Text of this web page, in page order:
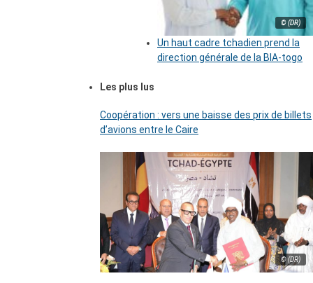
© (DR)
Un haut cadre tchadien prend la
direction générale de la BIA-togo
Les plus lus
Coopération : vers une baisse des prix de billets
d’avions entre le Caire
© (DR)